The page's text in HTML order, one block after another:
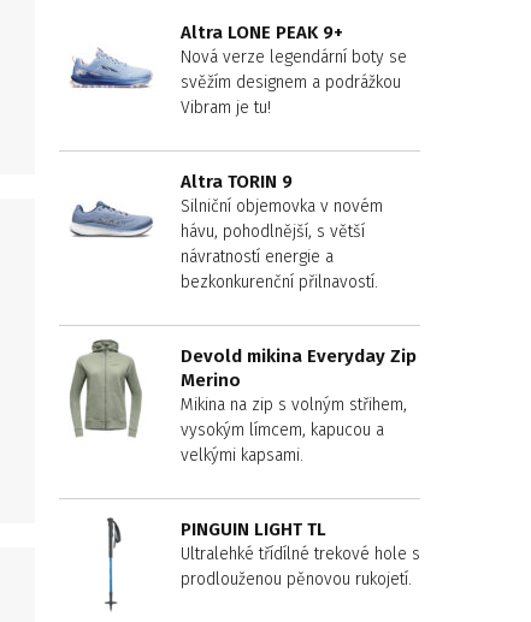
Altra LONE PEAK 9+
Nová verze legendární boty se
svěžím designem a podrážkou
Vibram je tu!
Altra TORIN 9
Silniční objemovka v novém
hávu, pohodlnější, s větší
návratností energie a
bezkonkurenční přilnavostí.
Devold mikina Everyday Zip
Merino
Mikina na zip s volným střihem,
vysokým límcem, kapucou a
velkými kapsami.
PINGUIN LIGHT TL
Ultralehké třídílné trekové hole s
prodlouženou pěnovou rukojetí.